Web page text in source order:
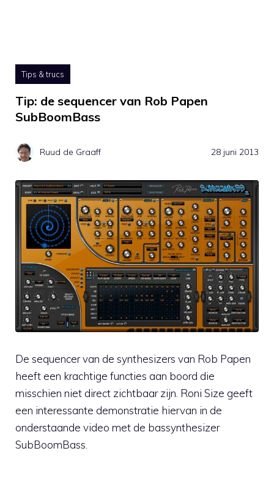
Tips & trucs
Tip: de sequencer van Rob Papen
SubBoomBass
Ruud de Graaff 28 juni 2013
De sequencer van de synthesizers van Rob Papen
heeft een krachtige functies aan boord die
misschien niet direct zichtbaar zijn. Roni Size geeft
een interessante demonstratie hiervan in de
onderstaande video met de bassynthesizer
SubBoomBass.